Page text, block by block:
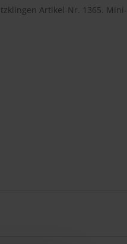
Artikel-Nr. 1365. Mini-